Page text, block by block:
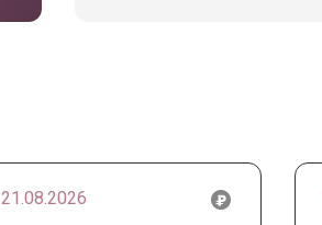
21.08.2026